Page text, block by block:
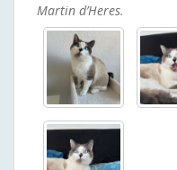
Martin d’Heres.